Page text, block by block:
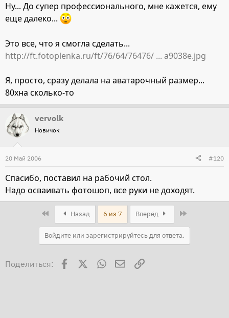
Ну... До супер профессионального, мне кажется, ему
еще далеко...
Это все, что я смогла сделать...
http://ft.fotoplenka.ru/ft/76/64/76476/ ... a9038e.jpg
Я, просто, сразу делала на аватарочный размер...
80хна сколько-то
vervolk
Новичок
20 Май 2006 #120
Спасибо, поставил на рабочий стол.
Надо осваивать фотошоп, все руки не доходят.
Назад 6 из 7 Вперёд
Войдите или зарегистрируйтесь для ответа.
Поделиться: Facebook WhatsAppЭлектронная почта
Ссылка